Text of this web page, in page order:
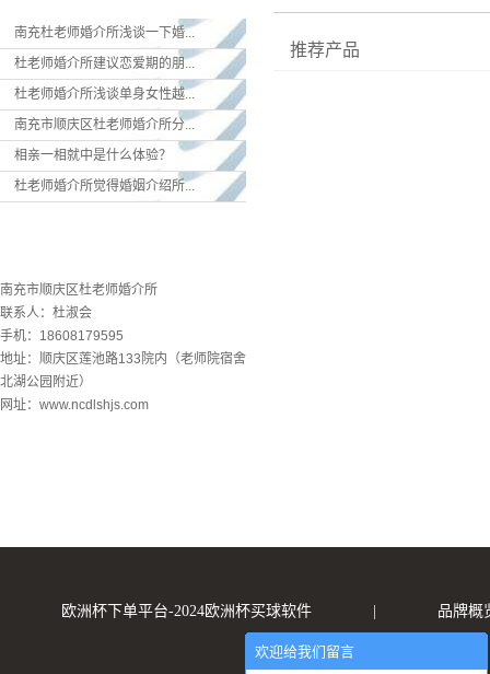
南充杜老师婚介所浅谈一下婚...
杜老师婚介所建议恋爱期的朋...
杜老师婚介所浅谈单身女性越...
南充市顺庆区杜老师婚介所分...
相亲一相就中是什么体验？
杜老师婚介所觉得婚姻介绍所...
南充市顺庆区杜老师婚介所
联系人：杜淑会
手机：18608179595
地址：顺庆区莲池路133院内（老师院宿舍
北湖公园附近）
网址：www.ncdlshjs.com
推荐产品
欧洲杯下单平台-2024欧洲杯买球软件 品牌概
欢迎给我们留言